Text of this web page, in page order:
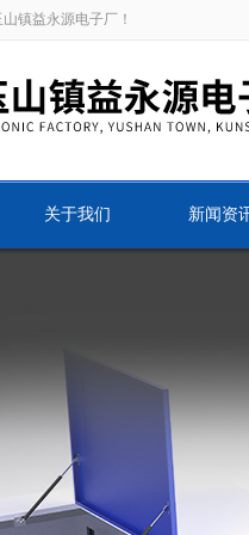
镇益永源电子厂！
关于我们 新闻资